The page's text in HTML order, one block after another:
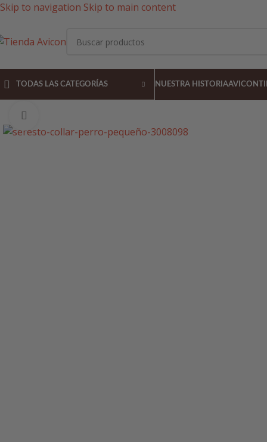
Skip to navigation Skip to main content
TODAS LAS CATEGORÍAS NUESTRA HISTORIAAVICON